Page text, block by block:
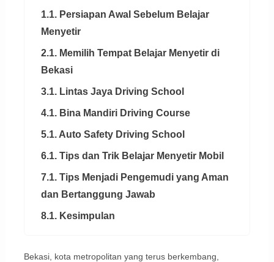
1.1. Persiapan Awal Sebelum Belajar
Menyetir
2.1. Memilih Tempat Belajar Menyetir di
Bekasi
3.1. Lintas Jaya Driving School
4.1. Bina Mandiri Driving Course
5.1. Auto Safety Driving School
6.1. Tips dan Trik Belajar Menyetir Mobil
7.1. Tips Menjadi Pengemudi yang Aman
dan Bertanggung Jawab
8.1. Kesimpulan
Bekasi, kota metropolitan yang terus berkembang,